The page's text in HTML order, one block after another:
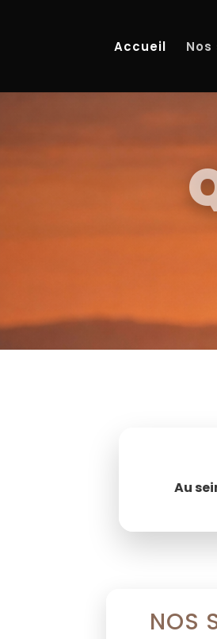
Accueil
Au
NOS